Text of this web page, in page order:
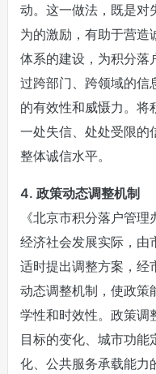
动。这一做法，既是对
为的激励，有助于营造
体系的建设，为积分落
过跨部门、跨领域的信
的有效性和威慑力。将
一处失信、处处受限的
整体诚信水平。
4. 政策动态调整机制
《北京市积分落户管
经济社会发展实际，由
适时提出调整方案，经
动态调整机制，使政策
学性和时效性。政策调
目标的变化、城市功
化、公共服务承载能力